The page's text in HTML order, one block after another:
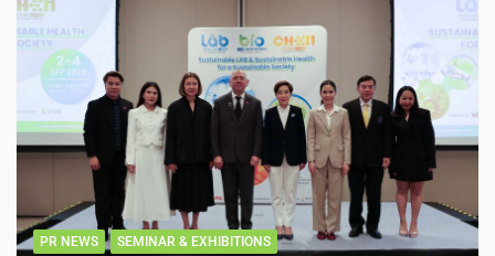
PR NEWS SEMINAR & EXHIBITIONS